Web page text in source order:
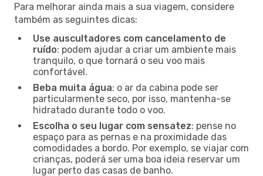
Para melhorar ainda mais a sua viagem, considere
também as seguintes dicas:
Use auscultadores com cancelamento de
ruído: podem ajudar a criar um ambiente mais
tranquilo, o que tornará o seu voo mais
confortável.
Beba muita água: o ar da cabina pode ser
particularmente seco, por isso, mantenha-se
hidratado durante todo o voo.
Escolha o seu lugar com sensatez: pense no
espaço para as pernas e na proximidade das
comodidades a bordo. Por exemplo, se viajar com
crianças, poderá ser uma boa ideia reservar um
lugar perto das casas de banho.